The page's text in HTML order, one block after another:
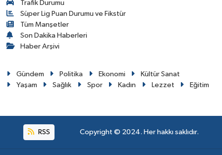
Trafik Durumu
Süper Lig Puan Durumu ve Fikstür
Tüm Manşetler
Son Dakika Haberleri
Haber Arşivi
Gündem Politika Ekonomi
Kültür Sanat
Yaşam
Sağlık Spor Kadın Lezzet Eğitim
RSS Copyright © 2024. Her hakkı saklıdır.